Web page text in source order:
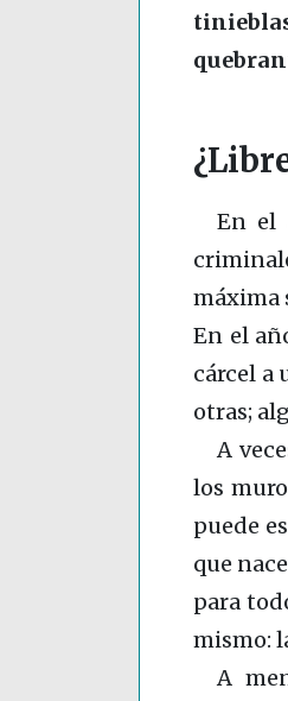
En el
máxima
En el
cárcel a
otras;
A
los
puede
que
para
mismo:
A